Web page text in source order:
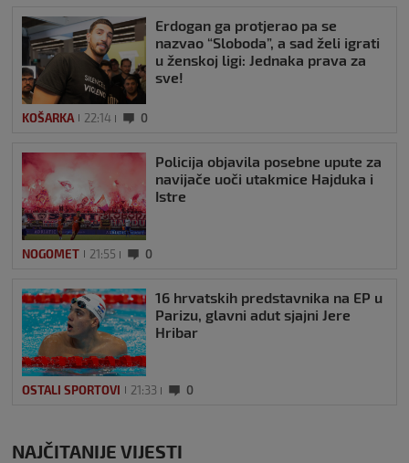
Erdogan ga protjerao pa se
nazvao “Sloboda”, a sad želi igrati
u ženskoj ligi: Jednaka prava za
sve!
KOŠARKA 22:14 0
Policija objavila posebne upute za
navijače uoči utakmice Hajduka i
Istre
NOGOMET 21:55 0
16 hrvatskih predstavnika na EP u
Parizu, glavni adut sjajni Jere
Hribar
OSTALI SPORTOVI 21:33 0
NAJČITANIJE VIJESTI